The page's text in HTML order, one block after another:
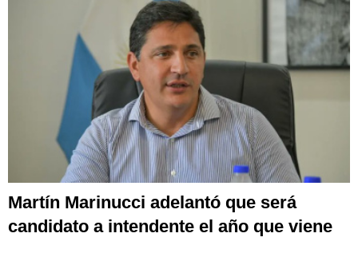
Martín Marinucci adelantó que será
candidato a intendente el año que viene